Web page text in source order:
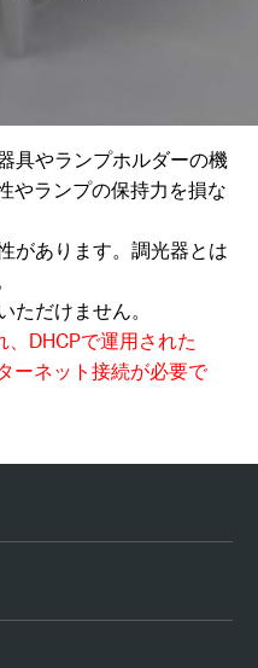
具やランプホルダーの機
やランプの保持力を損な
があります。調光器とは
ただけません。
DHCPで運用された
ーネット接続が必要で